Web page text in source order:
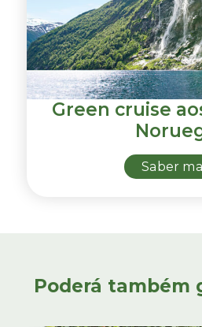
Green cruise
Saber
Poderá também